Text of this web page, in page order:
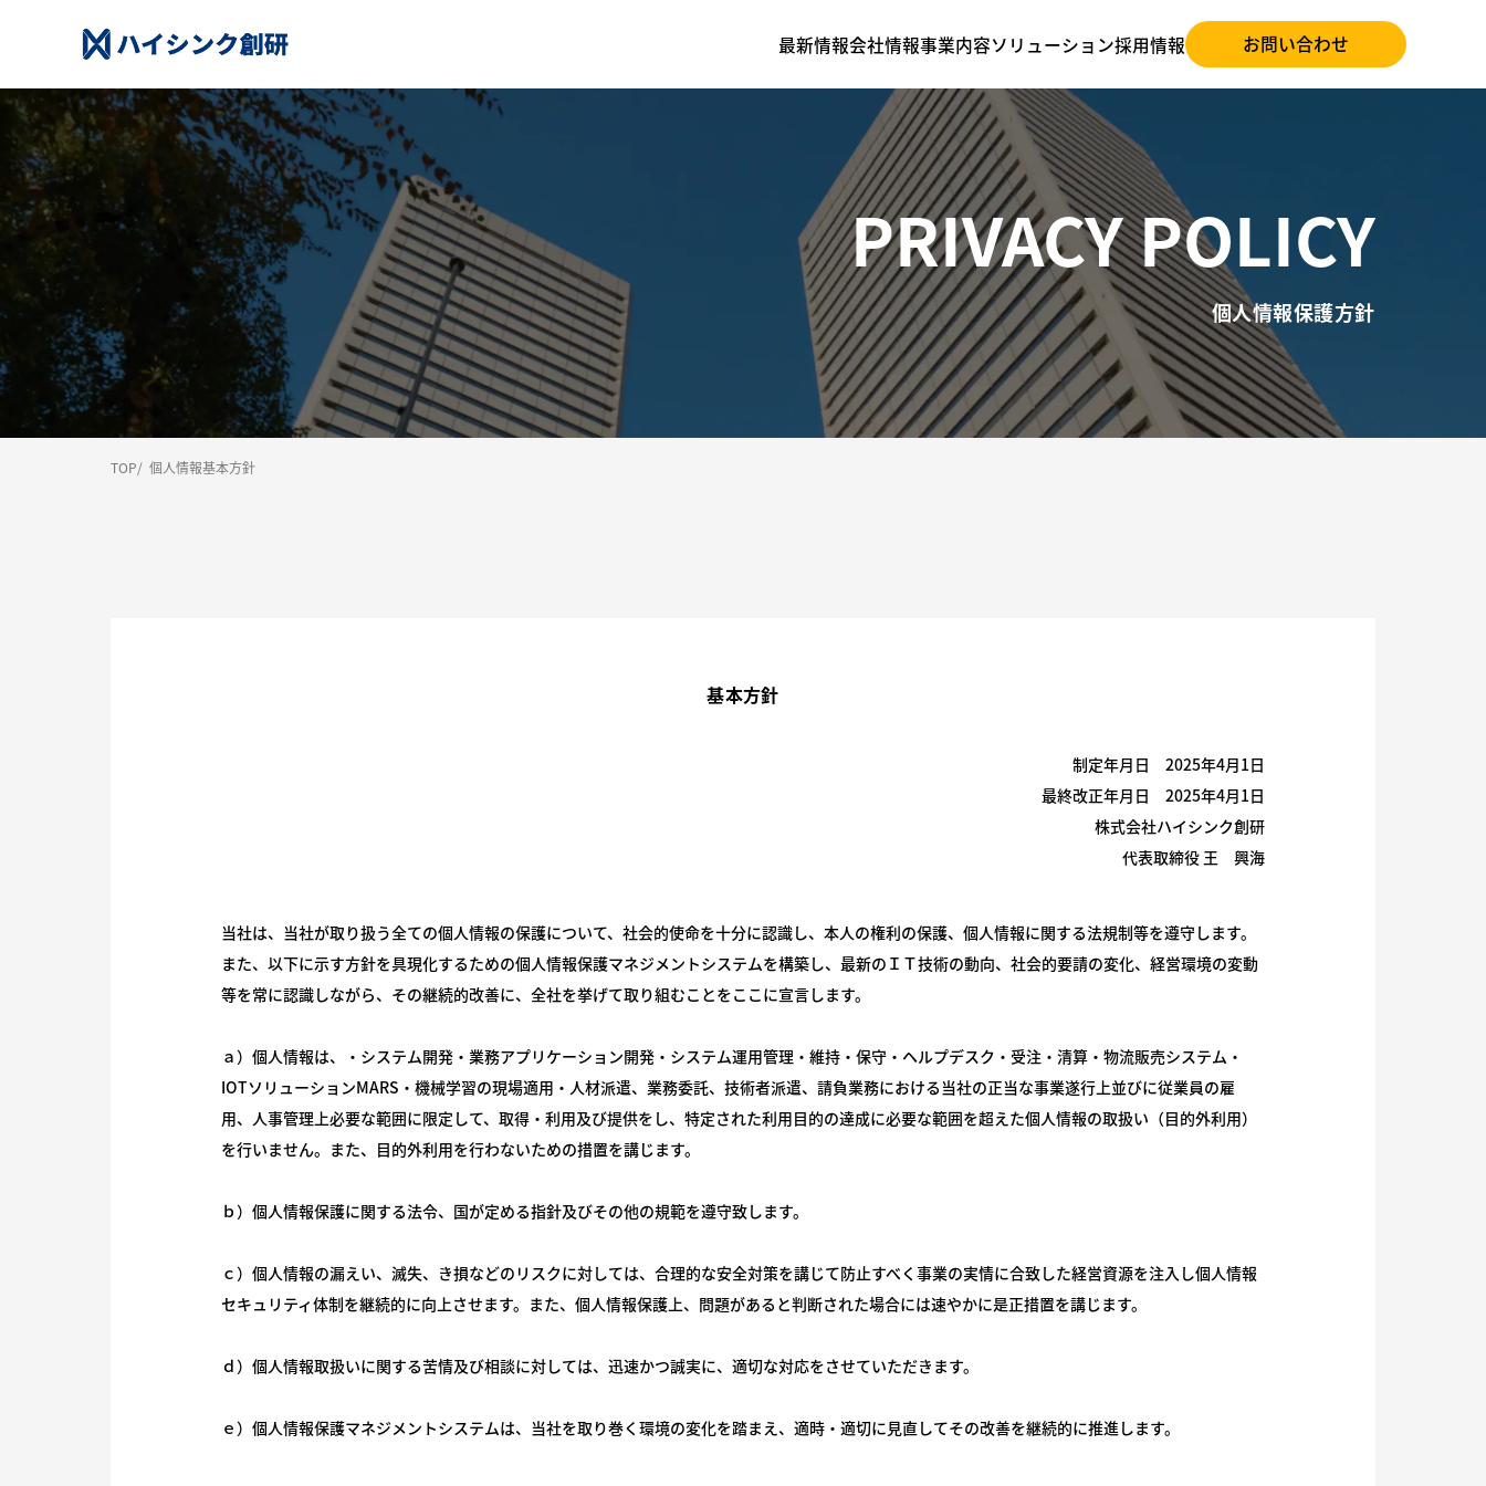
最新情報会社情報事業内容ソリューション採用情報 お問い合わせ
PRIVACY POLICY
個人情報保護方針
TOP 個人情報基本方針
基本方針
制定年月日 2025年4月1日
最終改正年月日 2025年4月1日
株式会社ハイシンク創研
代表取締役 王 興海
当社は、当社が取り扱う全ての個人情報の保護について、社会的使命を十分に認識し、本人の権利の保護、個人情報に関する法規制等を遵守します。
また、以下に示す方針を具現化するための個人情報保護マネジメントシステムを構築し、最新のＩＴ技術の動向、社会的要請の変化、経営環境の変動
等を常に認識しながら、その継続的改善に、全社を挙げて取り組むことをここに宣言します。
ａ）個人情報は、・システム開発・業務アプリケーション開発・システム運用管理・維持・保守・ヘルプデスク・受注・清算・物流販売システム・
IOTソリューションMARS・機械学習の現場適用・人材派遣、業務委託、技術者派遣、請負業務における当社の正当な事業遂行上並びに従業員の雇
用、人事管理上必要な範囲に限定して、取得・利用及び提供をし、特定された利用目的の達成に必要な範囲を超えた個人情報の取扱い（目的外利用）
を行いません。また、目的外利用を行わないための措置を講じます。
ｂ）個人情報保護に関する法令、国が定める指針及びその他の規範を遵守致します。
ｃ）個人情報の漏えい、滅失、き損などのリスクに対しては、合理的な安全対策を講じて防止すべく事業の実情に合致した経営資源を注入し個人情報
セキュリティ体制を継続的に向上させます。また、個人情報保護上、問題があると判断された場合には速やかに是正措置を講じます。
ｄ）個人情報取扱いに関する苦情及び相談に対しては、迅速かつ誠実に、適切な対応をさせていただきます。
ｅ）個人情報保護マネジメントシステムは、当社を取り巻く環境の変化を踏まえ、適時・適切に見直してその改善を継続的に推進します。